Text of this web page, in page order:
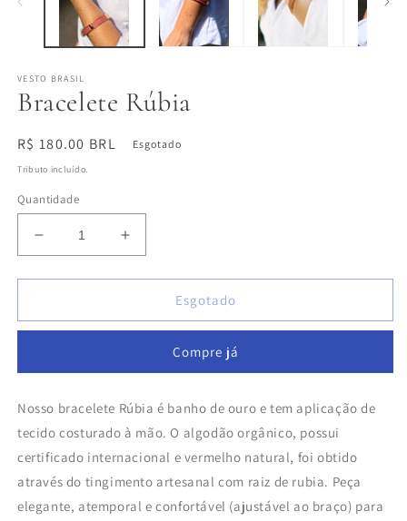
VESTO BRASIL
Bracelete Rúbia
Preço
normal
R$ 180.00 BRL Esgotado
Tributo incluído.
Quantidade
Diminuir
a
quantidade
Bracelete
Aumentar
a
quantidade
Bracelete
Esgotado
Compre já
Nosso bracelete Rúbia é banho de ouro e tem aplicação de
tecido costurado à mão.O algodão orgânico, possui
certificado internacional e vermelho natural, foi obtido
através do tingimento artesanal com raiz de rubia. Peça
elegante, atemporal e confortável (ajustável ao braço) para